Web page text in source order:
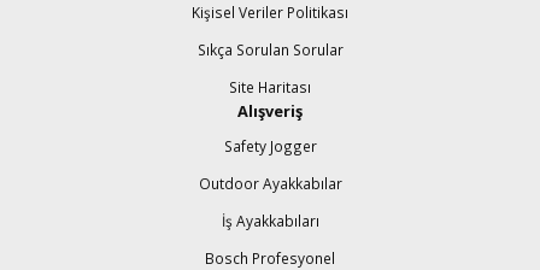
Kişisel Veriler Politikası
Sıkça Sorulan Sorular
Site Haritası
Alışveriş
Safety Jogger
Outdoor Ayakkabılar
İş Ayakkabıları
Bosch Profesyonel